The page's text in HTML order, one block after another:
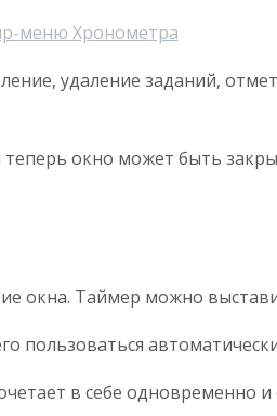
удаление заданий,
теперь окно может быть
окна. Таймер можно
пользоваться
в себе одновременно и